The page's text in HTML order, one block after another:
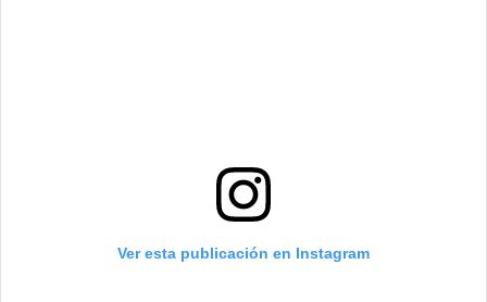
Ver esta publicación en Instagram